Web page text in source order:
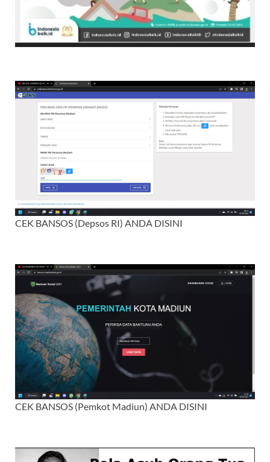
CEK BANSOS (Depsos RI) ANDA DISINI
CEK BANSOS (Pemkot Madiun) ANDA DISINI